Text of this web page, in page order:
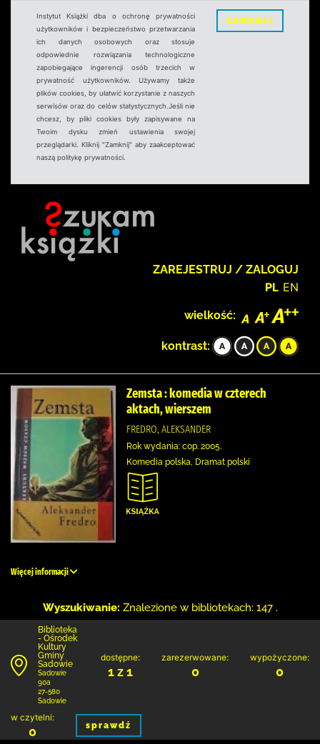
Instytut Książki dba o ochronę prywatności
użytkowników i bezpieczeństwo przetwarzania
ich danych osobowych oraz stosuje
odpowiednie rozwiązania technologiczne
zapobiegające ingerencji osób trzecich w
prywatność użytkowników. Używamy także
plików cookies, by ułatwić korzystanie z naszych
serwisów oraz do celów statystycznych.Jeśli nie
chcesz, by pliki cookies były zapisywane na
Twoim dysku zmień ustawienia swojej
przeglądarki. Kliknij "Zamknij" aby zaakceptować
naszą politykę prywatności.
ZAMKNIJ
ZAREJESTRUJ / ZALOGUJ
PL EN
wielkość:
kontrast:
Zemsta : komedia w czterech
aktach, wierszem
FREDRO, ALEKSANDER
Rok wydania: cop. 2005.
Komedia polska, Dramat polski
Więcej informacji
Wyszukiwanie: Znalezione w bibliotekach: 147 .
Biblioteka
- Ośrodek
Kultury
Gminy
Sadowie
Sadowie
90a
27-580
Sadowie
dostępne:
1 z 1
zarezerwowane:
0
wypożyczone:
0
w czytelni:
0 sprawdź